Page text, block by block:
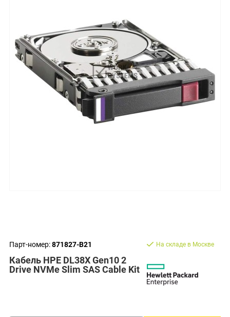
Парт-номер:871827-B21
Кабель HPE DL38X Gen10 2
Drive NVMe Slim SAS Cable Kit
На складе в Москве